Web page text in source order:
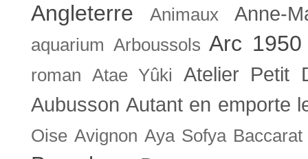
Angleterre Animaux Anne-
aquarium Arboussols Arc 1950
roman Atae Yûki
Atelier Petit
Aubusson Autant en emporte
Oise Avignon Aya Sofya Baccarat